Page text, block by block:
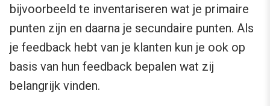
bijvoorbeeld te inventariseren wat je primaire
punten zijn en daarna je secundaire punten. Als
je feedback hebt van je klanten kun je ook op
basis van hun feedback bepalen wat zij
belangrijk vinden.